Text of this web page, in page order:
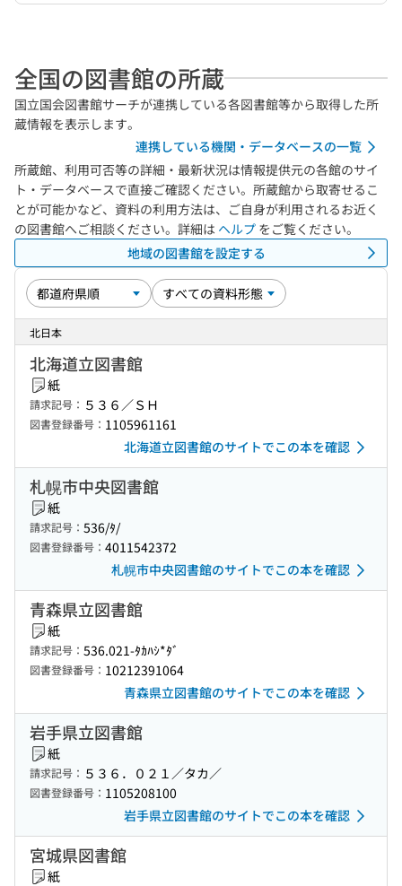
全国の図書館の所蔵
国立国会図書館サーチが連携している各図書館等から取得した所
蔵情報を表示します。
連携している機関・データベースの一覧
所蔵館、利用可否等の詳細・最新状況は情報提供元の各館のサイ
ト・データベースで直接ご確認ください。所蔵館から取寄せるこ
とが可能かなど、資料の利用方法は、ご自身が利用されるお近く
の図書館へご相談ください。詳細は ヘルプ をご覧ください。
地域の図書館を設定する
北日本
北海道立図書館
紙
請求記号： ５３６／ＳＨ
図書登録番号： 1105961161
北海道立図書館のサイトでこの本を確認
札幌市中央図書館
紙
請求記号： 536/ﾀ/
図書登録番号： 4011542372
札幌市中央図書館のサイトでこの本を確認
青森県立図書館
紙
請求記号： 536.021-ﾀｶﾊｼ*ﾀﾞ
図書登録番号： 10212391064
青森県立図書館のサイトでこの本を確認
岩手県立図書館
紙
請求記号： ５３６．０２１／タカ／
図書登録番号： 1105208100
岩手県立図書館のサイトでこの本を確認
宮城県図書館
紙